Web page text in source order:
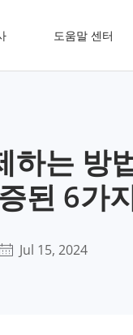
도움말 센터
하는 방
된 6가
Jul 15, 2024